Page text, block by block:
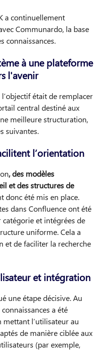
a continuellement
Communardo, la base
connaissances.
à une plateforme
l'avenir
était de remplacer
central destiné aux
meilleure structuration,
suivantes.
l’orientation
, des modèles
et des structures de
donc été mis en place.
dans Confluence ont été
et intégrées de
uniforme. Cela a
et de faciliter la recherche
et intégration
une étape décisive. Au
a été
l’utilisateur au
de manière ciblée aux
(par exemple,